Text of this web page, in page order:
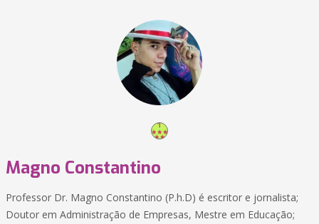
Magno Constantino
Professor Dr. Magno Constantino (P.h.D) é escritor e jornalista;
Doutor em Administração de Empresas, Mestre em Educação;